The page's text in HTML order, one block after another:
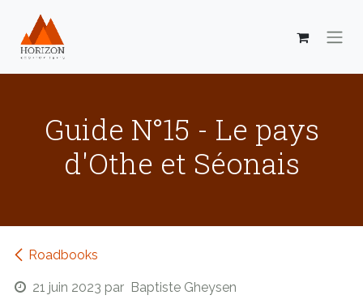
Guide N°15 - Le pays
d'Othe et Séonais
Roadbooks
21 juin 2023 par Baptiste Gheysen